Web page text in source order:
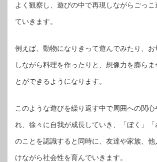
よく観察し、遊びの中で再現しながらごっ
ていきます。
例えば、動物になりきって遊んでみたり、お
しながら料理を作ったりと、想像力を膨らま
とができるようになります。
このような遊びを繰り返す中で周囲への関心
れ、徐々に自我が成長していき、「ぼく」
のことを認識すると同時に、友達や家族、他
けながら社会性を育んでいきます。